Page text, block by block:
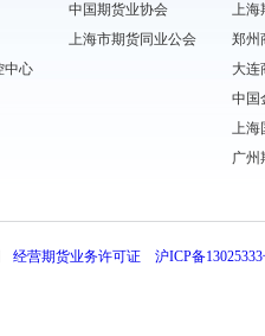
中心
中国期货业协会
上海市期货同业公会
上海
郑州
大连
中国
上海
广州
经营期货业务许可证 沪ICP备